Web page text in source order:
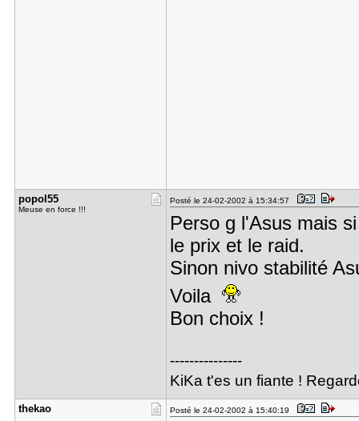
popol55
Meuse en force !!!
Posté le 24-02-2002 à 15:34:57
Perso g l'Asus mais
le prix et le raid.
Sinon nivo stabilité
Voila
Bon choix !
---------------
KiKa t'es un fiante !
thekao Posté le 24-02-2002 à 15:40:19